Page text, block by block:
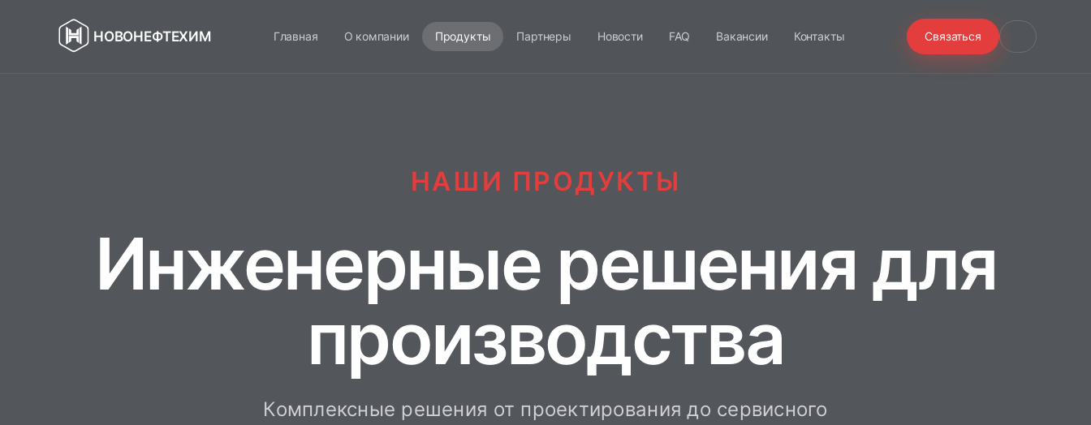
НОВОНЕФТЕХИМ Главная О компании Продукты Партнеры Новости FAQ Вакансии Контакты Связаться
НАШИ ПРОДУКТЫ
Инженерные решения для
производства
Комплексные решения от проектирования до сервисного